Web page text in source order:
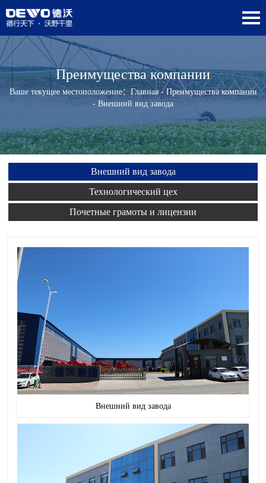
Преимущества компании
Ваше текущее местоположение：Главная-Преимущества компании
- Внешний вид завода
Внешний вид завода
Технологический цех
Почетные грамоты и лицензии
Внешний вид завода